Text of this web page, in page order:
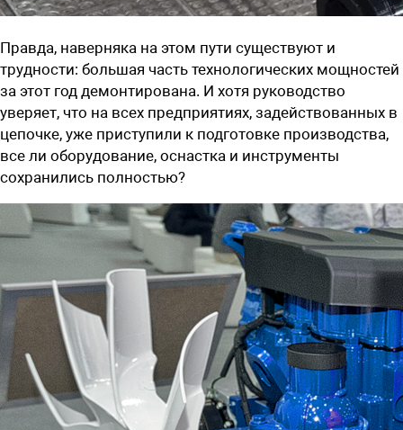
Правда, наверняка на этом пути существуют и
трудности: большая часть технологических мощностей
за этот год демонтирована. И хотя руководство
уверяет, что на всех предприятиях, задействованных в
цепочке, уже приступили к подготовке производства,
все ли оборудование, оснастка и инструменты
сохранились полностью?